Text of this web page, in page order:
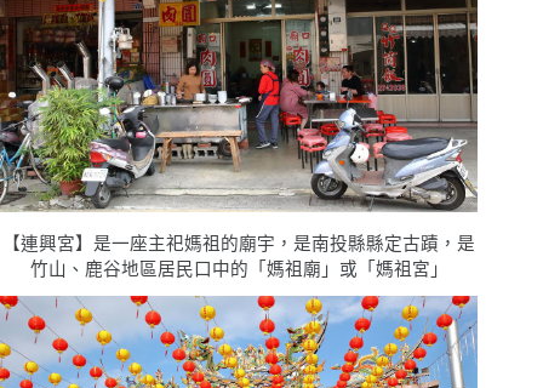
【連興宮】是一座主祀媽祖的廟宇，是南投縣縣定古蹟，是
竹山、鹿谷地區居民口中的「媽祖廟」或「媽祖宮」